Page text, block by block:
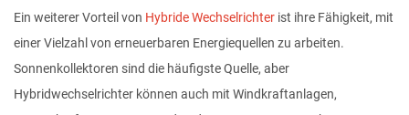
Ein weiterer Vorteil von Hybride Wechselrichter ist ihre Fähigkeit, mit
einer Vielzahl von erneuerbaren Energiequellen zu arbeiten.
Sonnenkollektoren sind die häufigste Quelle, aber
Hybridwechselrichter können auch mit Windkraftanlagen,